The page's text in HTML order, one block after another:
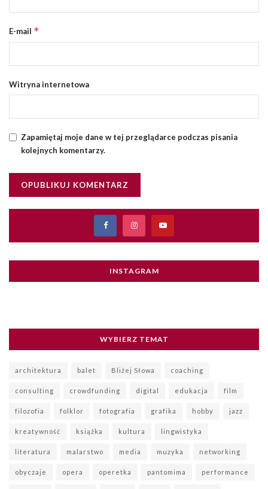
E-mail *
Witryna internetowa
Zapamiętaj moje dane w tej przeglądarce podczas pisania
kolejnych komentarzy.
INSTAGRAM
WYBIERZ TEMAT
architektura balet Bliżej Słowa coaching
consulting crowdfunding digital edukacja film
filozofia folklor fotografia grafika hobby jazz
kreatywność książka kultura lingwistyka
literatura malarstwo media muzyka networking
obyczaje opera operetka pantomima performance